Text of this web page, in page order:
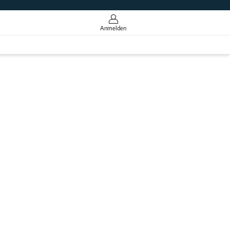
Anmelden